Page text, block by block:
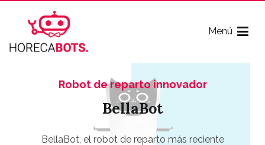
Menú
Robot de reparto innovador
BellaBot
BellaBot, el robot de reparto más reciente
diseñado por Pudu, hereda las
generación anterior y cuenta con
Robot de reparto y recepción con
una pantalla de anuncios
KettyBot